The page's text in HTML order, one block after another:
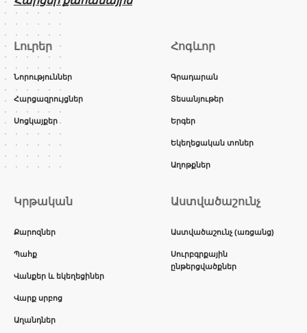
Լուրեր
Նորություններ
Հարցազրույցներ
Սոցկայքեր
Հոգևոր
Գրադարան
Տեսանյութեր
Երգեր
Եկեղեցական տոներ
Աղոթքներ
Կրթական
Քարոզներ
Պահք
Վանքեր և եկեղեցիներ
Վարք սրբոց
Աղանդներ
Աստվածաշունչ
Աստվածաշունչ (առցանց)
Սուրբգրքային
ընթերցվածքներ